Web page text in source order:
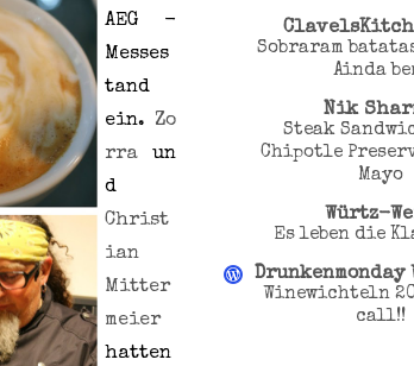
AEG -
Messes
tand
ein. Zo
rra un
d
Christ
ian
Mitter
meier
hatten
Sobraram
Ainda
Nik
Steak
Chipotle
Mayo
Würtz-
Es leben die
Drunkenmonday
Winewichteln
call!!